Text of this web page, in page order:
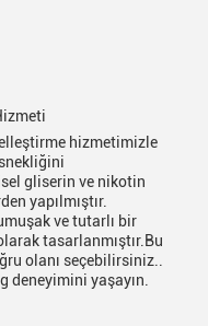
hizmetimizle
gliserin ve nikotin
yapılmıştır.
ve tutarlı bir
tasarlanmıştır.Bu
olanı seçebilirsiniz..
deneyimini yaşayın.